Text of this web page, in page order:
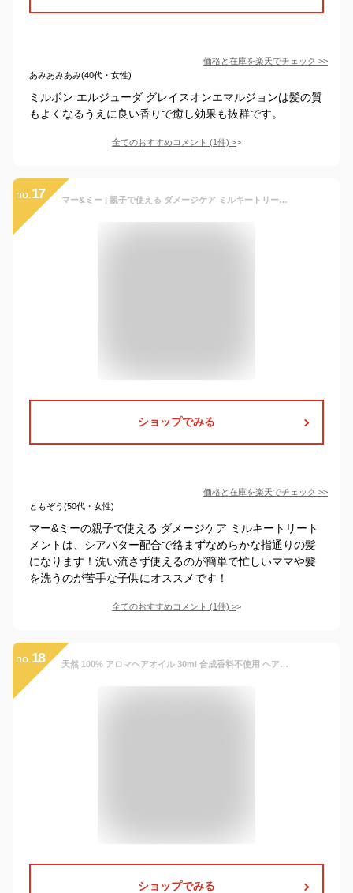
価格と在庫を楽天でチェック >>
あみあみあみ(40代・女性)
ミルボン エルジューダ グレイスオンエマルジョンは髪の質
もよくなるうえに良い香りで癒し効果も抜群です。
全てのおすすめコメント (1件) >
no. 17 マー&ミー | 親子で使える ダメージケア ミルキートリートメント 180G ( ヘアミルク ヘアスタイリング 洗い流さないトリートメント 赤ちゃん ベビー キッズ 子供 )
ショップでみる
価格と在庫を楽天でチェック >>
ともぞう(50代・女性)
マー&ミーの親子で使える ダメージケア ミルキートリート
メントは、シアバター配合で絡まずなめらかな指通りの髪
になります！洗い流さず使えるのが簡単で忙しいママや髪
を洗うのが苦手な子供にオススメです！
全てのおすすめコメント (1件) >
no. 18 天然 100% アロマヘアオイル 30ml 合成香料不使用 ヘアオイル 香り 無添加 アウトバストリートメント ヘアスタイリング ノンシリコン シリコンフリー ヘアケア 洗い流さない ウェット 枝毛 切れ毛 アロマオイル 香油
ショップでみる